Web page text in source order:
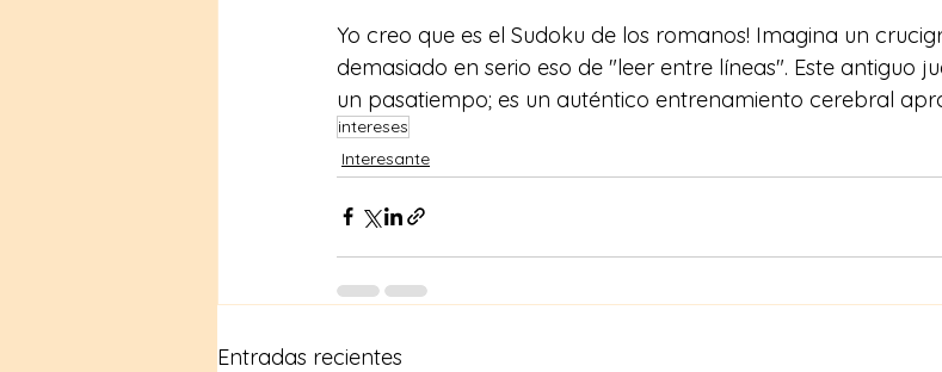
Yo creo que es el Sudoku de los romanos! Imagina un
demasiado en serio eso de "leer entre líneas". Este antiguo
un pasatiempo; es un auténtico entrenamiento cerebral
intereses
Interesante
Entradas recientes